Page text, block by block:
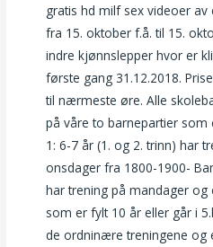
gratis hd milf sex videoer
fra 15. oktober f.å. til 15.
indre kjønnslepper hvor er
første gang 31.12.2018.
til nærmeste øre. Alle
på våre to barnepartier som
1: 6-7 år (1. og 2. trinn) har
onsdager fra 1800-1900-
har trening på mandager
som er fylt 10 år eller går i
de ordninære treningene og